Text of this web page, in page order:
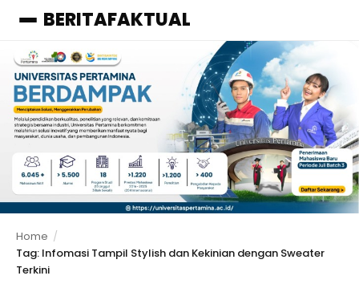
MenuBERITAFAKTUAL
Home
Tag: Infomasi Tampil Stylish dan Kekinian dengan Sweater
Terkini